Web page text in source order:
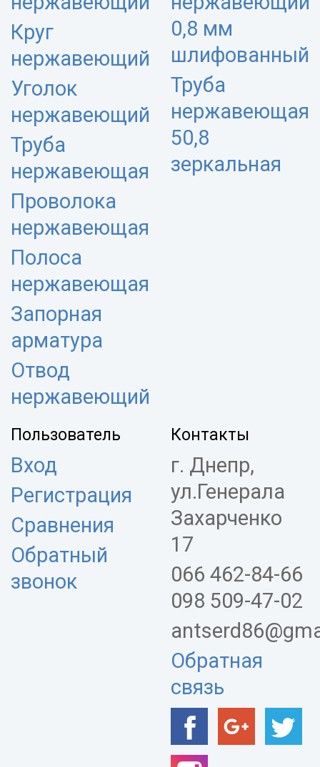
Круг
нержавеющий
Уголок
нержавеющий
Труба
нержавеющая
Проволока
нержавеющая
Полоса
нержавеющая
Запорная
арматура
Отвод
нержавеющий
0,8 мм
шлифованный
Труба
нержавеющая
50,8
зеркальная
Пользователь
Вход
Регистрация
Сравнения
Обратный
звонок
Контакты
г. Днепр,
ул.Генерала
Захарченко
17
066 462-84-66
098 509-47-02
Обратная
связь